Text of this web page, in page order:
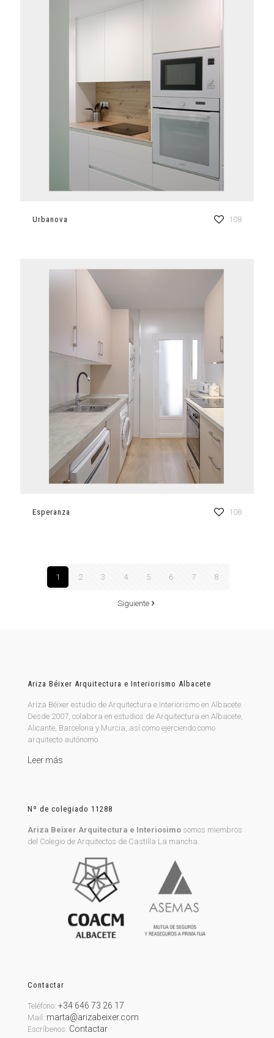
Urbanova 108
Esperanza 108
1 2 3 4 5 6 7 8
Siguiente
Ariza Béixer Arquitectura e Interiorismo Albacete
Ariza Béixer estudio de Arquitectura e Interiorismo en Albacete.
Desde 2007, colabora en estudios de Arquitectura en Albacete,
Alicante, Barcelona y Murcia, así como ejerciendo como
arquitecto autónomo.
Leer más
Nº de colegiado 11288
Ariza Beixer Arquitectura e Interiosimo somos miembros
del Colegio de Arquitectos de Castilla La mancha.
Contactar
Teléfono: +34 646 73 26 17
Mail: marta@arizabeixer.com
Escríbenos: Contactar